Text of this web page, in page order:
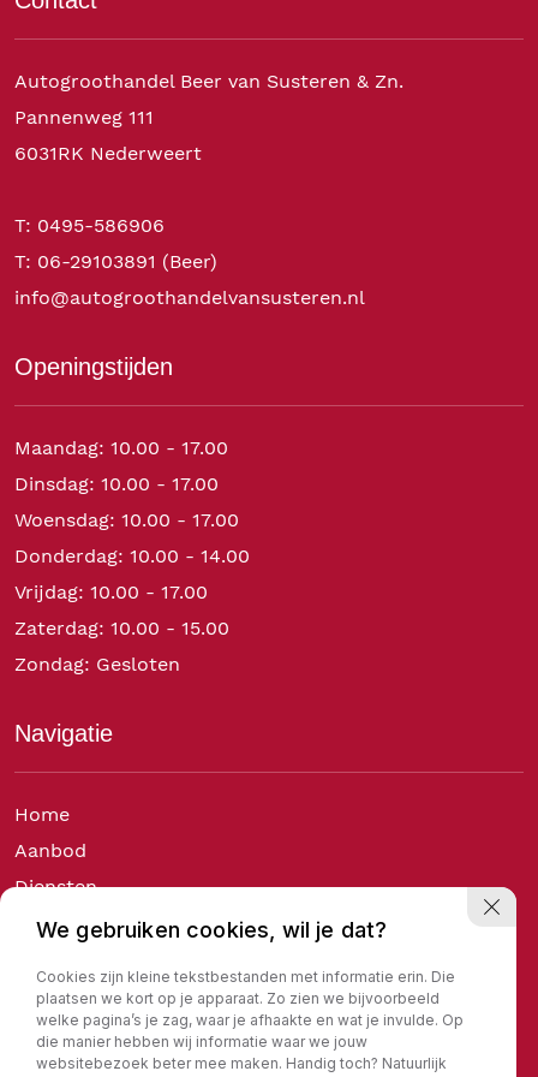
Autogroothandel Beer van Susteren & Zn.
Pannenweg 111
6031RK Nederweert
T: 0495-586906
T: 06-29103891 (Beer)
info@autogroothandelvansusteren.nl
Openingstijden
Maandag: 10.00 - 17.00
Dinsdag: 10.00 - 17.00
Woensdag: 10.00 - 17.00
Donderdag: 10.00 - 14.00
Vrijdag: 10.00 - 17.00
Zaterdag: 10.00 - 15.00
Zondag: Gesloten
Navigatie
Home
Aanbod
Diensten
Over ons
Contact
We gebruiken cookies, wil je dat?
Cookies zijn kleine tekstbestanden met informatie erin. Die
plaatsen we kort op je apparaat. Zo zien we bijvoorbeeld
welke pagina’s je zag, waar je afhaakte en wat je invulde. Op
die manier hebben wij informatie waar we jouw
websitebezoek beter mee maken. Handig toch? Natuurlijk